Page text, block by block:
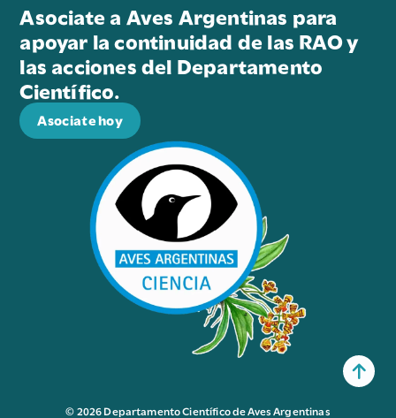
Asociate a Aves Argentinas para
apoyar la continuidad de las RAO y
las acciones del Departamento
Científico.
Asociate hoy
© 2026 Departamento Científico de Aves Argentinas